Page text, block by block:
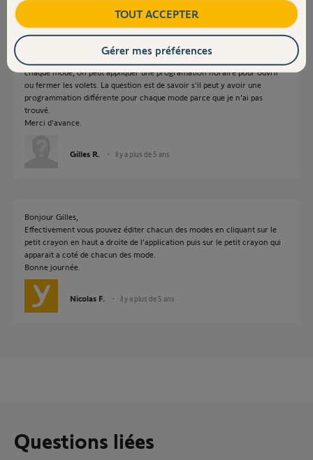
Il s'agit du boitier de commande centralisée Connexoon piloté par
l'application fenêtre du même nom sur smartphone. Dans l'application il
y a 4 modes, à la maison, parti, en vacances et ne pas déranger. Pour
chaque mode, on peut appliquer une programation horaire pour ouvrir
ou fermer les volets. La question est de savoir s'il peut y avoir une
programmation différente pour chaque mode parce que je n'ai pas
trouvé.
Merci d'avance.
Gilles R. il y a plus de 5 ans
Bonjour Gilles,
Effectivement vous pouvez éditer chacun des modes en cliquant sur le
petit crayon en haut a droite de l'application puis sur le petit crayon qui
apparait a coté de chacun des mode.
Bonne journée.
Nicolas F. il y a plus de 5 ans
Questions liées
TOUT ACCEPTER
Gérer mes préférences